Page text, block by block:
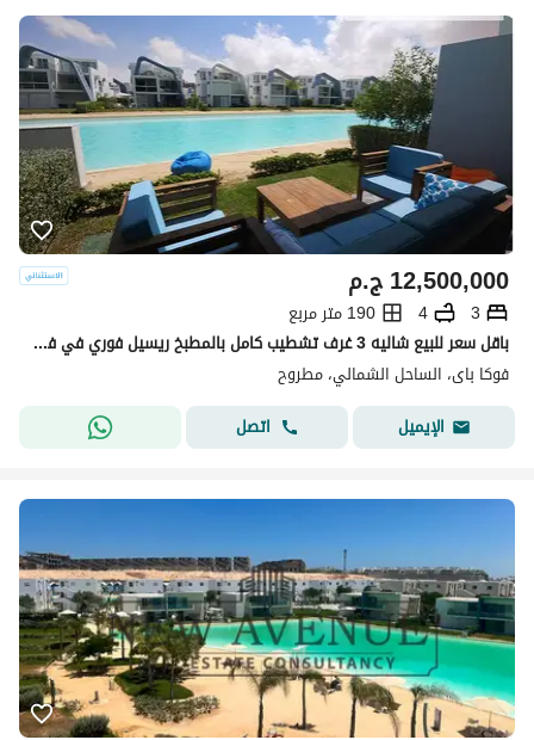
ج.م12,500,000
3
4
190 متر مربع
باقل سعر للبيع شاليه 3 غرف تشطيب كامل بالمطبخ ريسيل فوري في فوكا باي الساحل الشمالي بتقسيمه خاصه جاهز للمعاينه و السكن
فوكا باى، الساحل الشمالي، مطروح
الإيميل
اتصل